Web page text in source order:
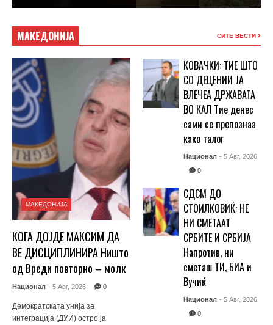
МАКЕДОНИЈА СИТЕ ВЕСТИ
МАКЕДОНИЈА
КОГА ДОЈДЕ МАКСИМ ДА
ВЕ ДИСЦИПЛИНИРА Ништо
од Вреди повторно – молк
Национал - 5 Авг, 2026 0
Демократската унија за
интеграција (ДУИ) остро ја
КОВАЧКИ: ТИЕ ШТО
СО ДЕЦЕНИИ ЈА
ВЛЕЧЕА ДРЖАВАТА
ВО КАЛ Тие денес
сами се препознаа
како талог
Национал - 5 Авг, 2026
0
СДСМ ДО
СТОИЛКОВИЌ: НЕ
НИ СМЕТААТ
СРБИТЕ И СРБИЈА
Напротив, ни
сметаш ТИ, БИА и
Вучиќ
Национал - 5 Авг, 2026
0